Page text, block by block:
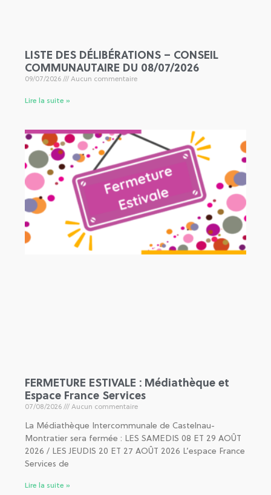
LISTE DES DÉLIBÉRATIONS – CONSEIL
COMMUNAUTAIRE DU 08/07/2026
09/07/2026 Aucun commentaire
Lire la suite »
FERMETURE ESTIVALE : Médiathèque et
Espace France Services
07/08/2026 Aucun commentaire
La Médiathèque Intercommunale de Castelnau-
Montratier sera fermée : LES SAMEDIS 08 ET 29 AOÛT
2026 / LES JEUDIS 20 ET 27 AOÛT 2026 L’espace France
Services de
Lire la suite »